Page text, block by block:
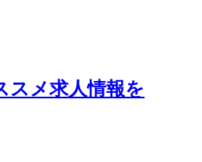
スメ求人情報を